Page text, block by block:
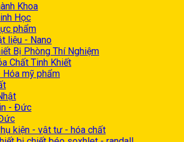
Khoa
Học
phẩm
liệu - Nano
Bị Phòng Thí Nghiệm
Chất Tinh Khiết
mỹ phẩm
- Đức
kiện - vật tư - hóa chất